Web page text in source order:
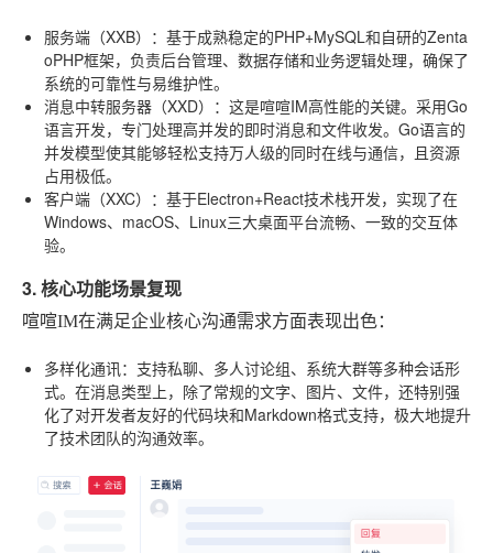
服务端（XXB） ：基于成熟稳定的PHP+MySQL和自研的Zenta
oPHP框架，负责后台管理、数据存储和业务逻辑处理，确保了
系统的可靠性与易维护性。
消息中转服务器（XXD） ：这是喧喧IM高性能的关键。采用Go
语言开发，专门处理高并发的即时消息和文件收发。Go语言的
并发模型使其能够轻松支持万人级的同时在线与通信，且资源
占用极低。
客户端（XXC） ：基于Electron+React技术栈开发，实现了在
Windows、macOS、Linux三大桌面平台流畅、一致的交互体
验。
3. 核心功能场景复现
喧喧IM在满足企业核心沟通需求方面表现出色：
多样化通讯：支持私聊、多人讨论组、系统大群等多种会话形
式。在消息类型上，除了常规的文字、图片、文件，还特别强
化了对开发者友好的代码块和Markdown格式支持，极大地提升
了技术团队的沟通效率。